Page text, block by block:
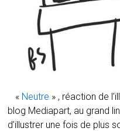
« Neutre » , réaction de
blog Mediapart, au grand
d’illustrer une fois de plus